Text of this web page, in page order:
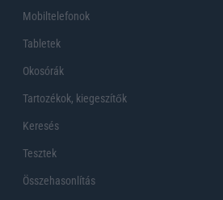
Mobiltelefonok
Tabletek
Okosórák
Tartozékok, kiegeszítők
Keresés
Tesztek
Összehasonlítás